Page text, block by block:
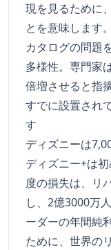
現を見るために
とを意味します。
カタログの問題
多様性。専門家
倍増させると指
すでに設置され
す
ディズニーは
ディズニー+は
度の損失は、リ
し、2億3000万
ーダーの年間純
ために、世界の